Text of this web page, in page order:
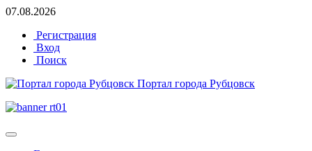
07.08.2026
Регистрация
Вход
Поиск
Портал города Рубцовск